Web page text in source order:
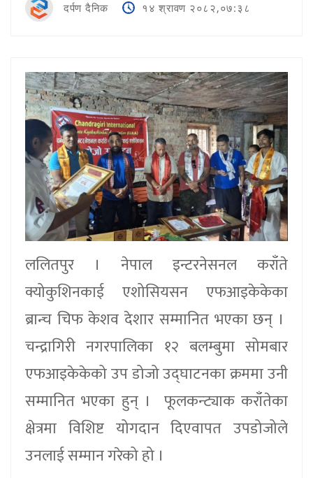
दर्पण दैनिक १४ श्रावण २०८२,०७:३८
ललितपुर । नेपाल इन्टरनेसनल कराँते
क्योकुशिनकाई एशोसियसन एफआइकेकेका
ब्रान्च चिफ केशव देशार सम्मानित भएका छन् ।
चन्द्रागिरी नगरपालिका १२ बलम्बुमा सोमबार
एफआइकेकेको उप डोजो उद्घाटनका क्रममा उनी
सम्मानित भएका हुन् । फूलकन्ट्याक कराँतेका
क्षेत्रमा विशिष्ट योगदान दिएवापत उपडोजोले
उनलाई सम्मान गरेको हो ।